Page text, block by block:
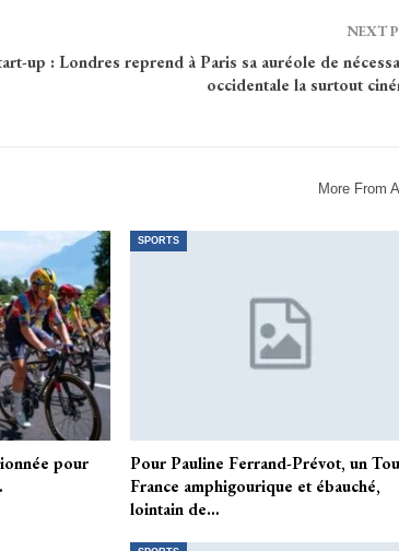
NEXT
up : Londres reprend à Paris sa auréole de
occidentale la surtout
More From
pour
SPORTS
Pour Pauline Ferrand-Prévot, un
France amphigourique et ébauché,
lointain de…